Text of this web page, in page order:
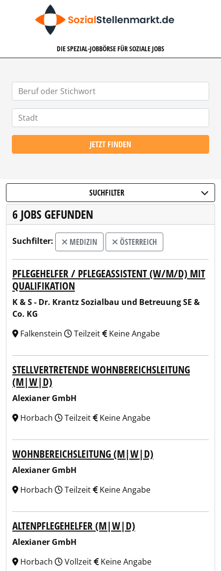
DIE SPEZIAL-JOBBÖRSE FÜR SOZIALE JOBS
JETZT FINDEN
SUCHFILTER
6 JOBS GEFUNDEN
Suchfilter: MEDIZIN ÖSTERREICH
PFLEGEHELFER / PFLEGEASSISTENT (W/M/D) MIT
QUALIFIKATION
K & S - Dr. Krantz Sozialbau und Betreuung SE &
Co. KG
Falkenstein
Teilzeit Keine Angabe
STELLVERTRETENDE WOHNBEREICHSLEITUNG
(M|W|D)
Alexianer GmbH
Horbach
Teilzeit Keine Angabe
WOHNBEREICHSLEITUNG (M|W|D)
Alexianer GmbH
Horbach
Teilzeit Keine Angabe
ALTENPFLEGEHELFER (M|W|D)
Alexianer GmbH
Horbach
Vollzeit Keine Angabe